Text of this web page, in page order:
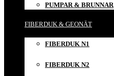
PUMPAR & BRUNNAR
FIBERDUK & GEONÄT
FIBERDUK N1
FIBERDUK N2